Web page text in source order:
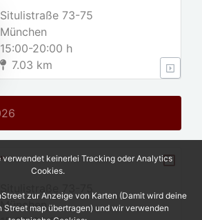
Situlistraße 73-75
München
15:00-20:00 h
7.03 km
München
verwendet keinerlei Tracking oder Analytics
Cookies.
zur Anzeige von Karten (Damit wird deine
Street map übertragen) und wir verwenden